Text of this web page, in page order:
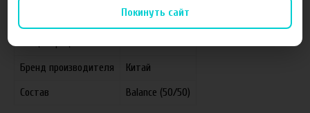
FruitCloud
Бренд производителя
Китай
Состав
Balance (50/50)
Покинуть сайт